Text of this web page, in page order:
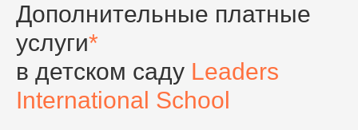
Дополнительные платные
услуги*
в детском саду Leaders
International School